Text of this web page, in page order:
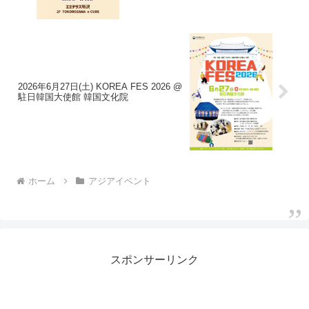
2026年6月27日(土) KOREA FES 2026 @
駐日韓国大使館 韓国文化院
ホーム アジアイベント
スポンサーリンク